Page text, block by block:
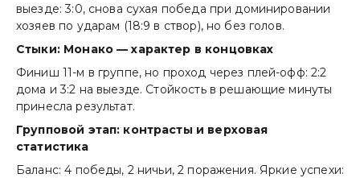
выезде: 3:0, снова сухая победа при доминировании
хозяев по ударам (18:9 в створ), но без голов.
Стыки: Монако — характер в концовках
Финиш 11-м в группе, но проход через плей-офф: 2:2
дома и 3:2 на выезде. Стойкость в решающие минуты
принесла результат.
Групповой этап: контрасты и верховая
статистика
Баланс: 4 победы, 2 ничьи, 2 поражения. Яркие успехи: